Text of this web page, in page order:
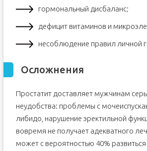
гормональный дисбаланс;
дефицит витаминов и
несоблюдение правил личной
Осложнения
Простатит доставляет мужчинам
неудобства: проблемы с
либидо, нарушение эректильной
вовремя не получает адекватного
может с вероятностью 40%